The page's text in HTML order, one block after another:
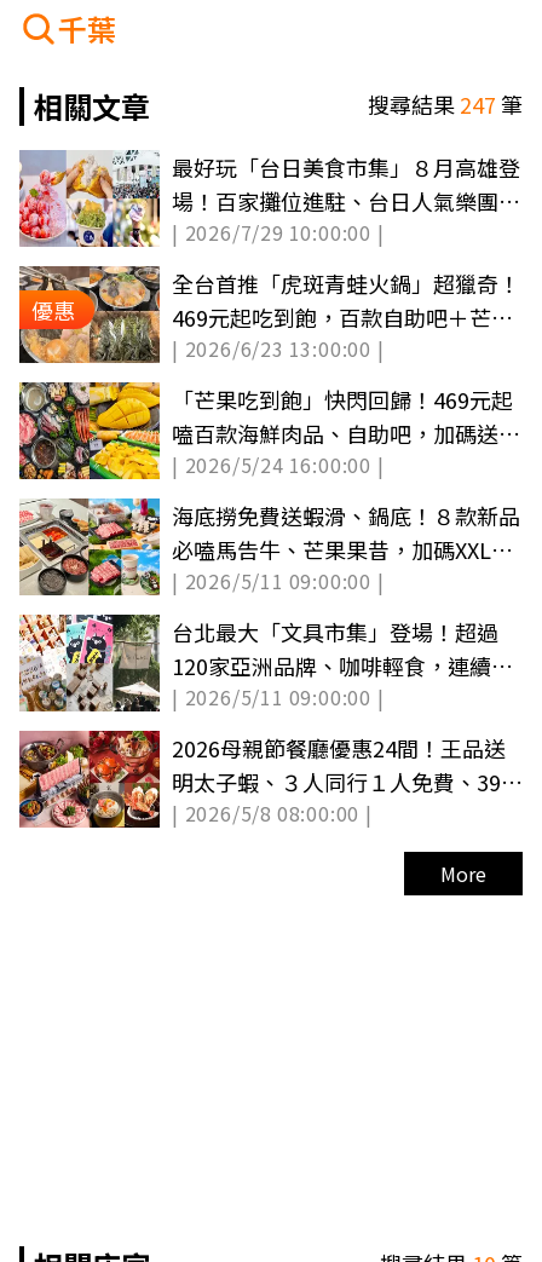
千葉
相關文章
搜尋結果247筆
最好玩「台日美食市集」８月高雄登
場！百家攤位進駐、台日人氣樂團接
力開唱
| 2026/7/29 10:00:00 |
優惠
全台首推「虎斑青蛙火鍋」超獵奇！
469元起吃到飽，百款自助吧＋芒果
無限夾
| 2026/6/23 13:00:00 |
「芒果吃到飽」快閃回歸！469元起
嗑百款海鮮肉品、自助吧，加碼送蒲
燒鰻魚
| 2026/5/24 16:00:00 |
海底撈免費送蝦滑、鍋底！８款新品
必嗑馬告牛、芒果果昔，加碼XXL巨
型糖葫蘆
| 2026/5/11 09:00:00 |
台北最大「文具市集」登場！超過
120家亞洲品牌、咖啡輕食，連續３
天免費逛
| 2026/5/11 09:00:00 |
2026母親節餐廳優惠24間！王品送
明太子蝦、３人同行１人免費、398
元吃到飽
| 2026/5/8 08:00:00 |
More